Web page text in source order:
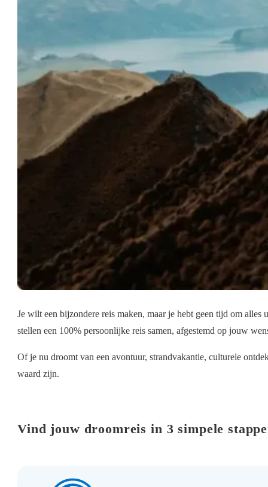
Je wilt een bijzondere reis maken, maar je hebt geen tijd om
stellen een 100% persoonlijke reis samen, afgestemd op jouw
Of je nu droomt van een avontuur, strandvakantie, culturele
waard zijn.
Vind jouw droomreis in 3 simpele